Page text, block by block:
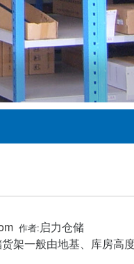
作者:启力仓储
架一般由地基、库房高